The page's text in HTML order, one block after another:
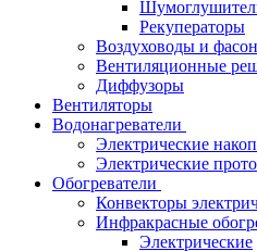
Рекуператоры
Воздуховоды и
Вентиляционные
Диффузоры
Вентиляторы
Водонагреватели
Электрические
Электрические
Обогреватели
Конвекторы
Инфракрасные
Электрические